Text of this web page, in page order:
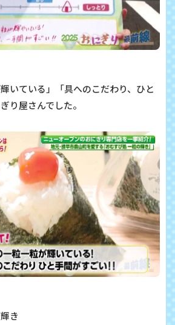
いている」「具へのこだわり、ひと
り屋さんでした。
き